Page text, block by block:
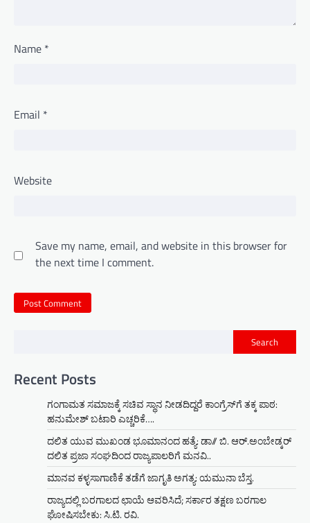
Name *
Email *
Website
Save my name, email, and website in this browser for
the next time I comment.
Search
Recent Posts
ಗಂಗಾಮತ ಸಮಾಜಕ್ಕೆ ಸಚಿವ ಸ್ಥಾನ ನೀಡದಿದ್ದರೆ ಕಾಂಗ್ರೆಸ್‌ಗೆ ತಕ್ಕ ಪಾಠ:
ಹನುಮೇಶ್ ಬಟಾರಿ ಎಚ್ಚರಿಕೆ….
ದಲಿತ ಯುವ ಮುಖಂಡ ಭೂಮಾನಂದ ಹತ್ಯೆ: ಡಾ// ಬಿ. ಆರ್.ಅಂಬೇಡ್ಕರ್
ದಲಿತ ಪ್ರಜಾ ಸಂಘದಿಂದ ರಾಜ್ಯಪಾಲರಿಗೆ ಮನವಿ..
ಮಾನವ ಕಳ್ಳಸಾಗಾಣಿಕೆ ತಡೆಗೆ ಜಾಗೃತಿ ಅಗತ್ಯ: ಯಮುನಾ ಬೆಸ್ತ.
ರಾಜ್ಯದಲ್ಲಿ ಬರಗಾಲದ ಛಾಯೆ ಆವರಿಸಿದೆ; ಸರ್ಕಾರ ತಕ್ಷಣ ಬರಗಾಲ
ಘೋಷಿಸಬೇಕು: ಸಿ.ಟಿ. ರವಿ.